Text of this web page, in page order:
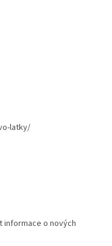
latky/
informace o nových